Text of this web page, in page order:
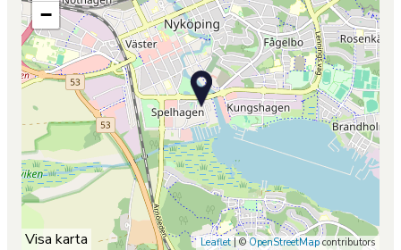
−
Leaflet| ©OpenStreetMapcontributors
Visa karta